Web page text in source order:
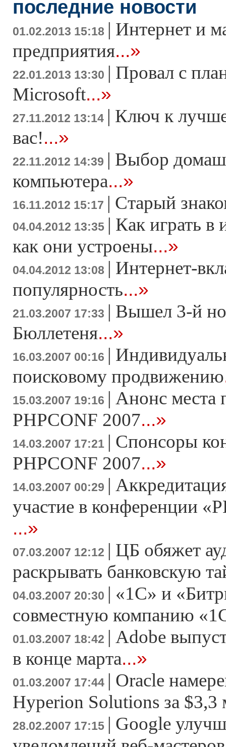
последние новости
01.02.2013 15:18 | Интернет и
предприятия...»
22.01.2013 13:30 | Провал с
Microsoft...»
27.11.2012 13:14 | Ключ к
вас!...»
22.11.2012 14:39 | Выбор
компьютера...»
16.11.2012 15:17 | Старый
04.04.2012 13:35 | Как играть в
как они устроены...»
04.04.2012 13:08 | Интернет-
популярность...»
21.03.2007 17:33 | Вышел 3-й
Бюллетеня...»
16.03.2007 00:16 |
поисковому продвижению
15.03.2007 19:16 | Анонс места
PHPCONF 2007...»
14.03.2007 17:21 | Спонсоры
PHPCONF 2007...»
14.03.2007 00:29 |
участие в конференции
...»
07.03.2007 12:12 | ЦБ обяжет
раскрывать банковскую
04.03.2007 20:30 | «1С» и
совместную компанию
01.03.2007 18:42 | Adobe
в конце марта...»
01.03.2007 17:44 | Oracle
Hyperion Solutions за
28.02.2007 17:15 | Google